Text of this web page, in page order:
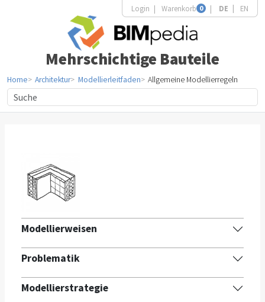
Login Warenkorb 0 DE EN
Mehrschichtige Bauteile
Home Architektur Modellierleitfaden Allgemeine Modellierregeln
Modellierweisen
Problematik
Modellierstrategie